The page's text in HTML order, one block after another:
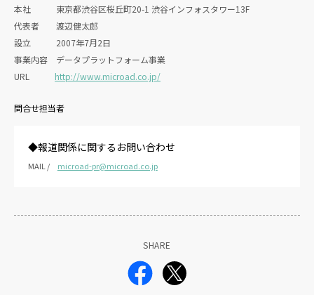
本社 東京都渋谷区桜丘町20-1 渋谷インフォスタワー13F
代表者 渡辺健太郎
設立 2007年7月2日
事業内容 データプラットフォーム事業
URL http://www.microad.co.jp/
問合せ担当者
◆報道関係に関するお問い合わせ
MAIL / microad-pr@microad.co.jp
SHARE